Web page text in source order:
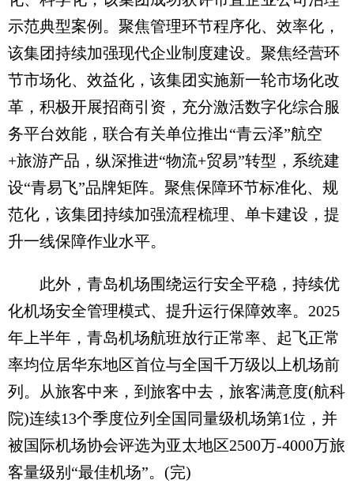
示范典型案例。聚焦管理环节程序化、效率化，
该集团持续加强现代企业制度建设。聚焦经营环
节市场化、效益化，该集团实施新一轮市场化改
革，积极开展招商引资，充分激活数字化综合服
务平台效能，联合有关单位推出“青云泽”航空
+旅游产品，纵深推进“物流+贸易”转型，系统建
设“青易飞”品牌矩阵。聚焦保障环节标准化、规
范化，该集团持续加强流程梳理、单卡建设，提
升一线保障作业水平。
此外，青岛机场围绕运行安全平稳，持续优
化机场安全管理模式、提升运行保障效率。2025
年上半年，青岛机场航班放行正常率、起飞正常
率均位居华东地区首位与全国千万级以上机场前
列。从旅客中来，到旅客中去，旅客满意度(航科
院)连续13个季度位列全国同量级机场第1位，并
被国际机场协会评选为亚太地区2500万-4000万旅
客量级别“最佳机场”。(完)